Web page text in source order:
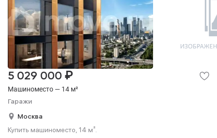
Машиноместо — 14 м²
Гаражи
5 029 000 ₽
Москва
Купить машиноместо, 14 м².